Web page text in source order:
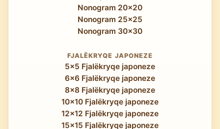
Nonogram 20x20
Nonogram 25x25
Nonogram 30x30
FJALËKRYQE JAPONEZE
5x5 Fjalëkryqe japoneze
6x6 Fjalëkryqe japoneze
8x8 Fjalëkryqe japoneze
10x10 Fjalëkryqe japoneze
12x12 Fjalëkryqe japoneze
15x15 Fjalëkryqe japoneze